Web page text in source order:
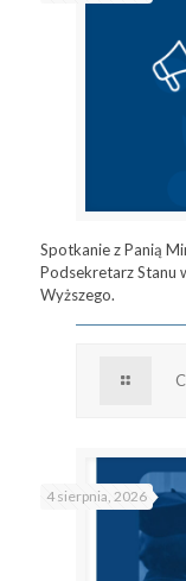
Spotkanie z Panią
Podsekretarz Stanu
Wyższego.
4 sierpnia, 2026